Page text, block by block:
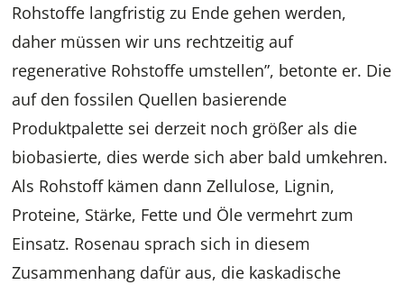
Rohstoffe langfristig zu Ende gehen werden,
daher müssen wir uns rechtzeitig auf
regenerative Rohstoffe umstellen”, betonte er. Die
auf den fossilen Quellen basierende
Produktpalette sei derzeit noch größer als die
biobasierte, dies werde sich aber bald umkehren.
Als Rohstoff kämen dann Zellulose, Lignin,
Proteine, Stärke, Fette und Öle vermehrt zum
Einsatz. Rosenau sprach sich in diesem
Zusammenhang dafür aus, die kaskadische